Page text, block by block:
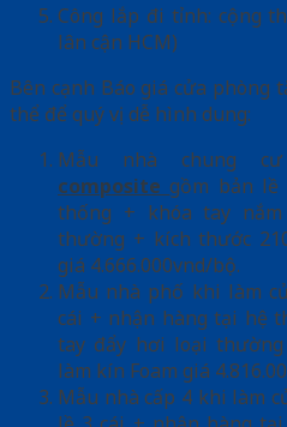
Công lắp đi tỉnh: cộng
lân cận HCM)
Bên cạnh Báo giá cửa phòng
thể để quý vị dễ hình dung:
Mẫu nhà chung
composite gồm bản
thống + khóa tay
thường + kích thước
giá 4.666.000vnd/bộ.
Mẫu nhà phố khi làm
cái + nhận hàng tại hệ
tay đẩy hơi loại
làm kín Foam giá
Mẫu nhà cấp 4 khi làm